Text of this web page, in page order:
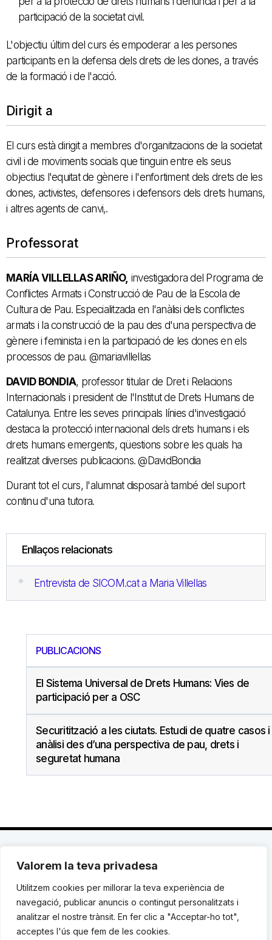
Valorem la teva privadesa
Utilitzem cookies per millorar la teva experiència de
navegació, publicar anuncis o contingut personalitzats i
analitzar el nostre trànsit. En fer clic a "Acceptar-ho tot",
acceptes l'ús que fem de les cookies.
participació de la societat civil.
L'objectiu últim del curs és empoderar a les persones
participants en la defensa dels drets de les dones, a través
de la formació i de l'acció.
Dirigit a
El curs està dirigit a membres d'organitzacions de la societat
civil i de moviments socials que tinguin entre els seus
objectius l'equitat de gènere i l'enfortiment dels drets de les
dones, activistes, defensores i defensors dels drets humans,
i altres agents de canvi,.
Professorat
MARÍA VILLELLAS ARIÑO, investigadora del Programa de
Conflictes Armats i Construcció de Pau de la Escola de
Cultura de Pau. Especialitzada en l'anàlisi dels conflictes
armats i la construcció de la pau des d'una perspectiva de
gènere i feminista i en la participació de les dones en els
processos de pau. @mariavillellas
DAVID BONDIA, professor titular de Dret i Relacions
Internacionals i president de l'Institut de Drets Humans de
Catalunya. Entre les seves principals línies d'investigació
destaca la protecció internacional dels drets humans i els
drets humans emergents, qüestions sobre les quals ha
realitzat diverses publicacions. @DavidBondia
Durant tot el curs, l'alumnat disposarà també del suport
continu d'una tutora.
Enllaços relacionats
Entrevista de SICOM.cat a Maria Villellas
PUBLICACIONS
El Sistema Universal de Drets Humans: Vies de
participació per a OSC
Securitització a les ciutats. Estudi de quatre casos i
anàlisi des d’una perspectiva de pau, drets i
seguretat humana
C. Avinyó 44, 2n | 08002 Barcelona |
119 03 72|institut@idhc.org
© Institut de Drets Humans de Catalunya.